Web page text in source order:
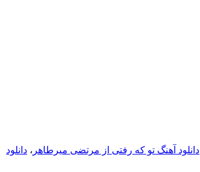
دانلود آهنگ تو که رفتی از مرتضی میرطاهر ، دانلود